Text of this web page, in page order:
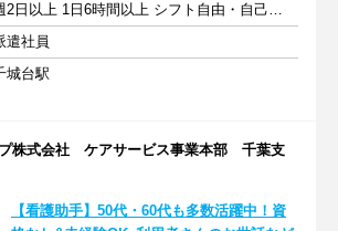
週2日以上 1日6時間以上 シフト自由・自己申告
遣社員
城台駅
株式会社 ケアサービス事業本部 千葉支
【看護助手】50代・60代も多数活躍中！資